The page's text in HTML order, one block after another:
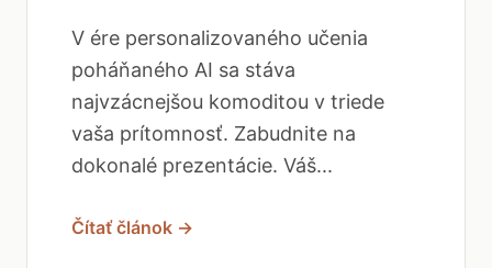
V ére personalizovaného učenia
poháňaného AI sa stáva
najvzácnejšou komoditou v triede
vaša prítomnosť. Zabudnite na
dokonalé prezentácie. Váš...
Čítať článok →